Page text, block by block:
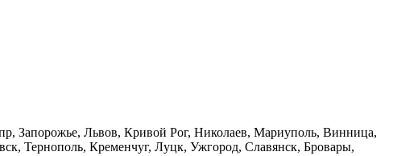
Запорожье, Львов, Кривой Рог, Николаев, Мариуполь, Винница,
Тернополь, Кременчуг, Луцк, Ужгород, Славянск, Бровары,